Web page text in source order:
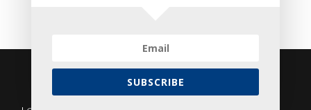
Copyrights 2026 The Leadership Centre
SUBSCRIBE